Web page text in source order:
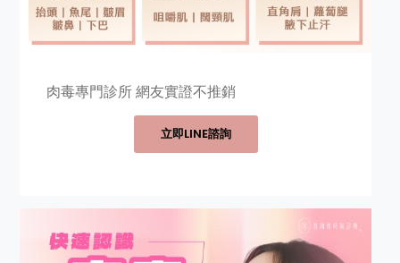
肉毒專門診所 網友實證不推銷
立即LINE諮詢